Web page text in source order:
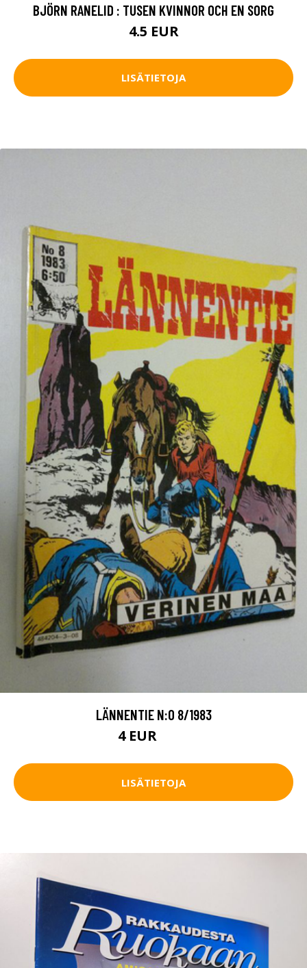
BJÖRN RANELID : TUSEN KVINNOR OCH EN SORG
4.5 EUR
LISÄTIETOJA
LÄNNENTIE N:O 8/1983
4 EUR
LISÄTIETOJA